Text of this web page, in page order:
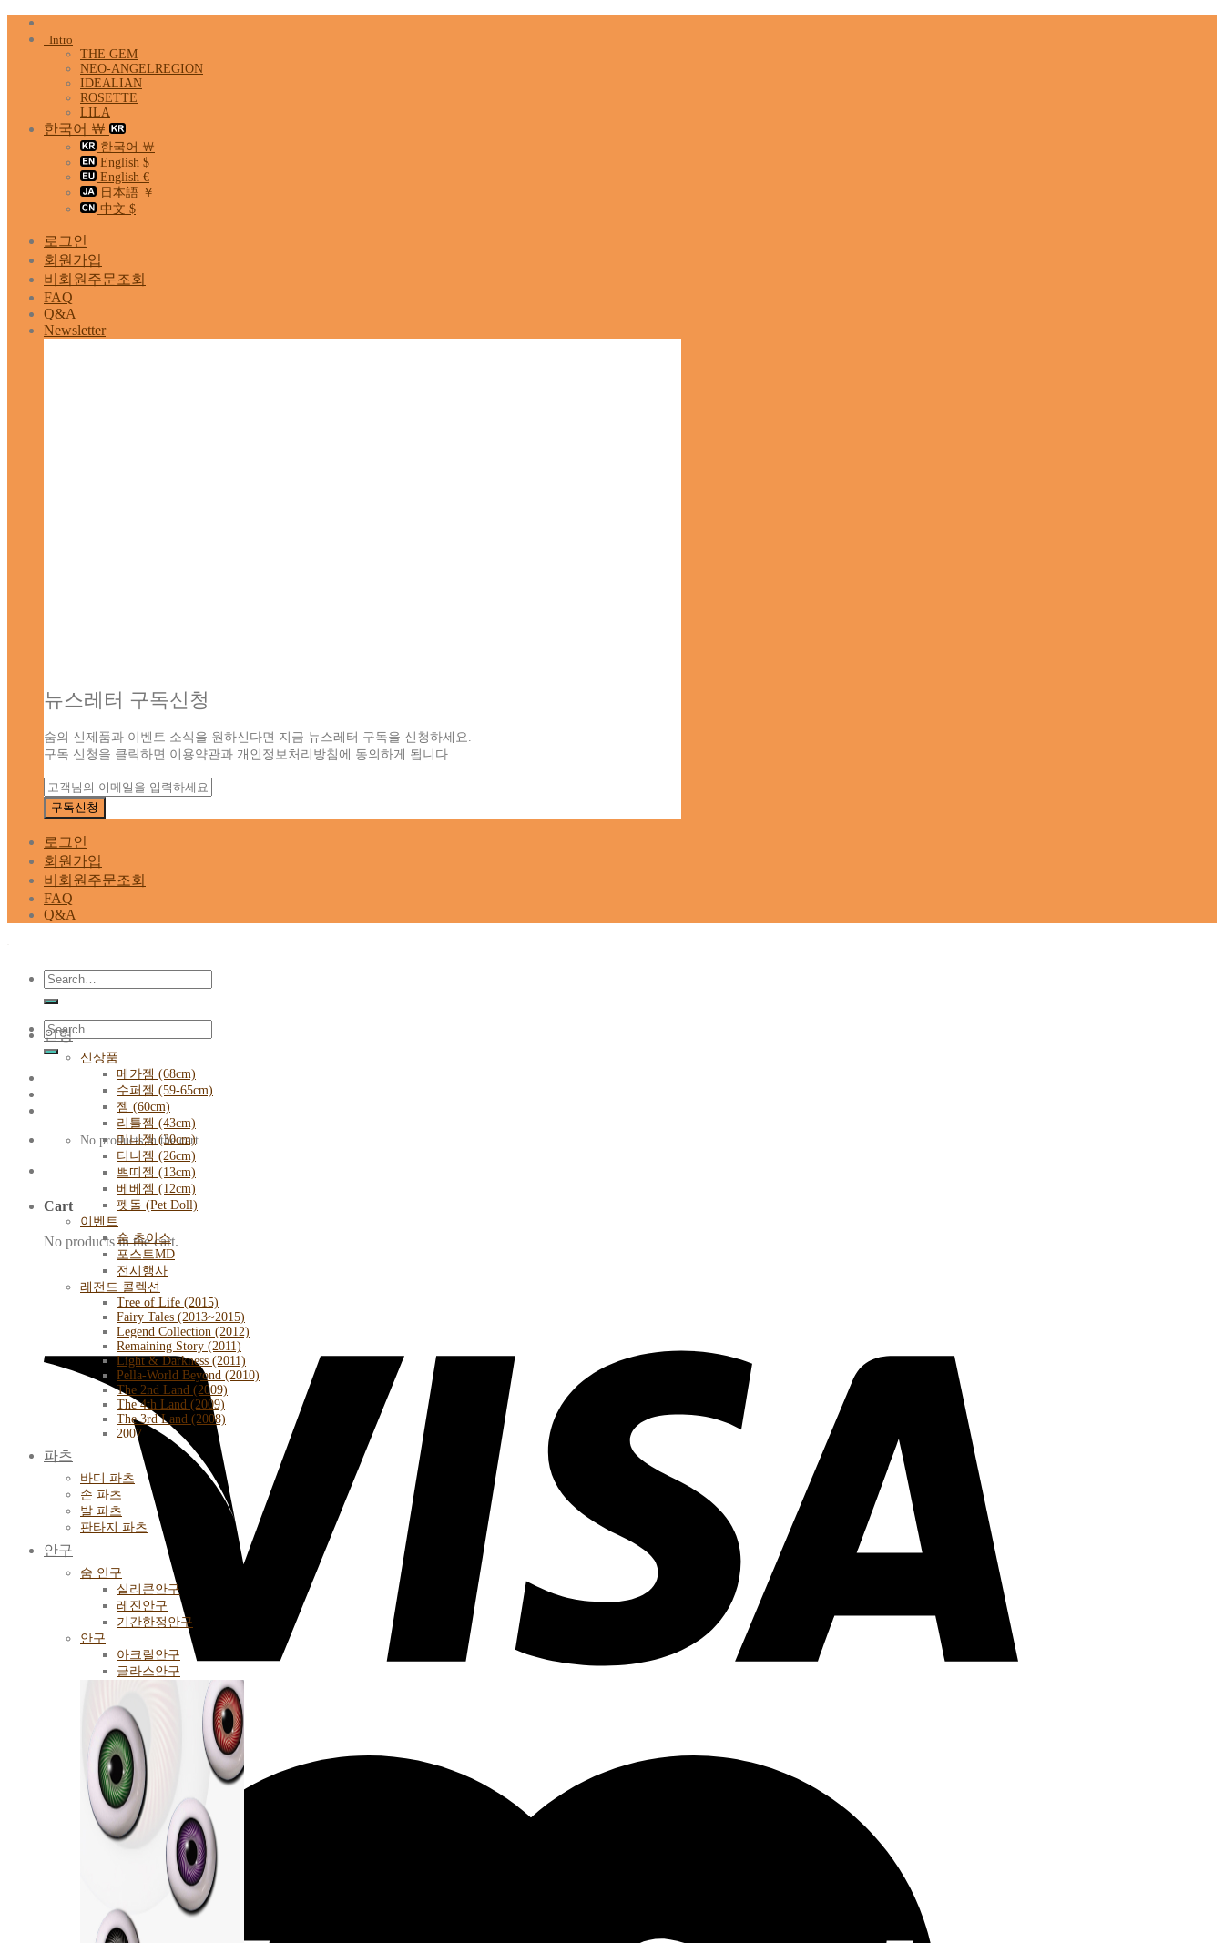
Skip
Intro
THE GEM
NEO-ANGELREGION
IDEALIAN
ROSETTE
LILA
한국어 ￦
한국어 ￦
English $
English €
日本語 ￥
中文 $
로그인
회원가입
비회원주문조회
FAQ
Q&A
Newsletter
뉴스레터 구독신청
숨의 신제품과 이벤트 소식을 원하신다면 지금 뉴스레터 구독을 신청하세요.
구독 신청을 클릭하면 이용약관과 개인정보처리방침에 동의하게 됩니다.
로그인
회원가입
비회원주문조회
FAQ
Q&A
Search
for:
Search
for:
No products in the cart.
Cart
No products in the cart.
인형
신상품
메가젬 (68cm)
수퍼젬 (59-65cm)
젬 (60cm)
리틀젬 (43cm)
미니젬 (30cm)
티니젬 (26cm)
쁘띠젬 (13cm)
베베젬 (12cm)
펫돌 (Pet Doll)
이벤트
숨 초이스
포스트MD
전시행사
레전드 콜렉션
Tree of Life (2015)
Fairy Tales (2013~2015)
Legend Collection (2012)
Remaining Story (2011)
Light & Darkness (2011)
Pella-World Beyond (2010)
The 2nd Land (2009)
The 4th Land (2009)
The 3rd Land (2008)
2007
파츠
바디 파츠
손 파츠
발 파츠
판타지 파츠
안구
숨 안구
실리콘안구
레진안구
기간한정안구
안구
아크릴안구
글라스안구